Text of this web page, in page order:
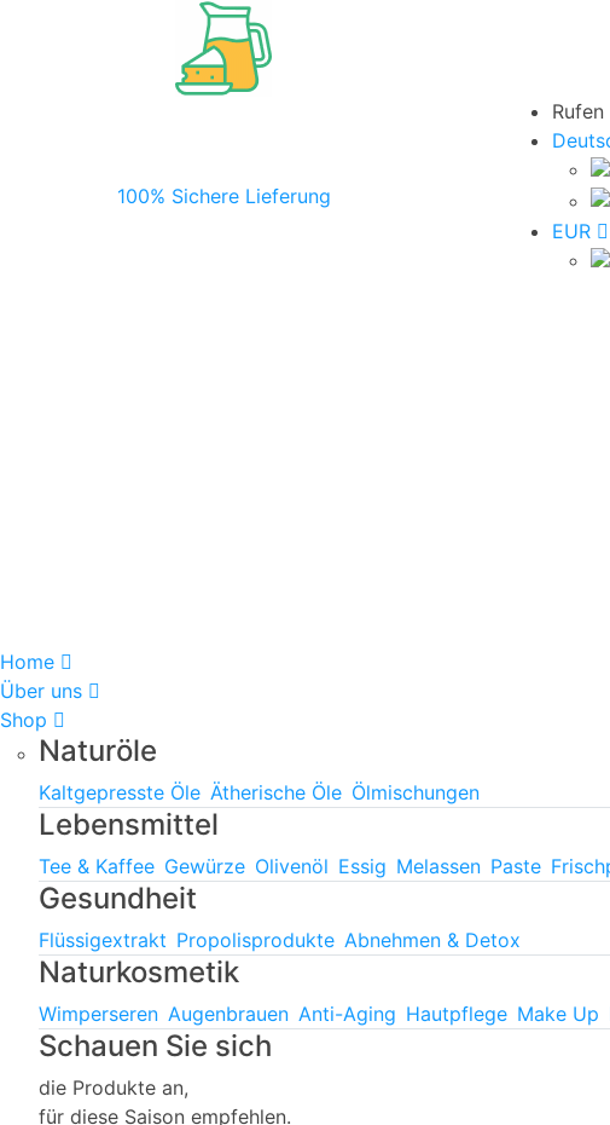
100% Sichere Lieferung
Rufen
EUR
Home
Über uns
Shop
Naturöle
Kaltgepresste Öle Ätherische Öle Ölmischungen
Lebensmittel
Tee & Kaffee Gewürze Olivenöl Essig Melassen Paste
Gesundheit
Flüssigextrakt Propolisprodukte Abnehmen & Detox
Naturkosmetik
Wimperseren Augenbrauen Anti-Aging Hautpflege Make Up
Schauen Sie sich
die Produkte an,
für diese Saison empfehlen.